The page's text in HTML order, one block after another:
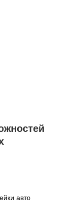
авто